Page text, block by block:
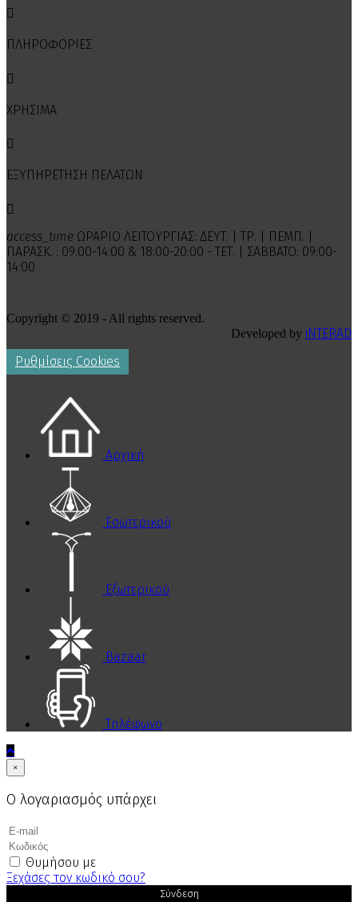

ΠΛΗΡΟΦΟΡΙΕΣ

ΧΡΗΣΙΜΑ

ΕΞΥΠΗΡΕΤΗΣΗ ΠΕΛΑΤΩΝ

access_time ΩΡΑΡΙΟ ΛΕΙΤΟΥΡΓΙΑΣ: ΔΕΥΤ. | ΤΡ. | ΠΕΜΠ. |
ΠΑΡΑΣΚ. : 09:00-14:00 & 18:00-20:00 - ΤΕΤ. | ΣΑΒΒΑΤΟ: 09:00-
14:00
Copyright © 2019 - All rights reserved.
Developed by iNTERAD
Ρυθμίσεις Cookies
Αρχική
Εσωτερικού
Εξωτερικού
Bazaar
Τηλέφωνο
×
Ο λογαριασμός υπάρχει
Θυμήσου με
Ξεχάσες τον κωδικό σου?
Σύνδεση